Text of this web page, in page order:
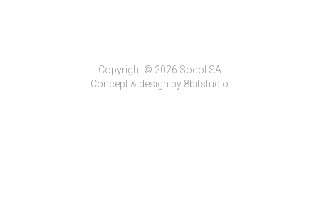
Copyright © 2026 Socol SA
Concept & design by 8bitstudio